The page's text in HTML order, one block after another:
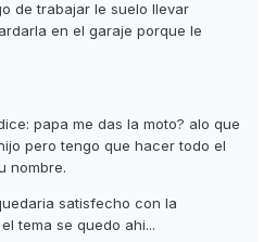
de trabajar le suelo llevar
en el garaje porque le
papa me das la moto? alo que
pero tengo que hacer todo el
nombre.
satisfecho con la
tema se quedo ahi...